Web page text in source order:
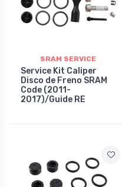
SRAM SERVICE
Service Kit Caliper
Disco de Freno SRAM
Code (2011-
2017)/Guide RE